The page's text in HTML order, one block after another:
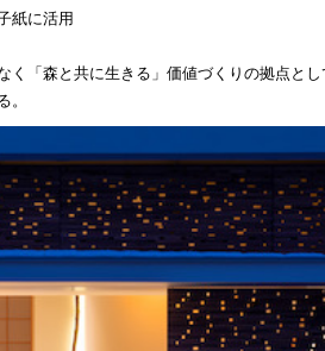
紙に活用
「森と共に生きる」価値づくりの拠点と
。